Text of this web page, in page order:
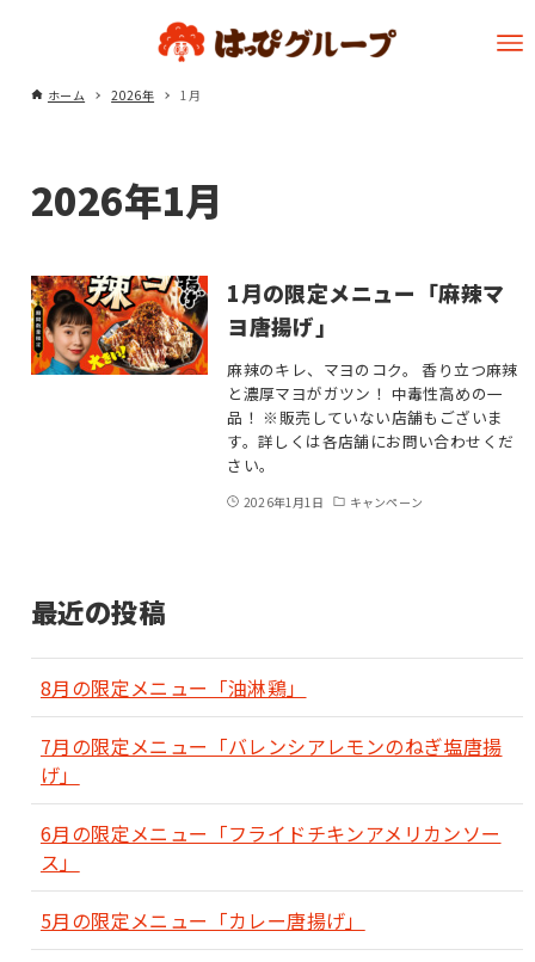
ホーム 2026年 1月
2026年1月
1月の限定メニュー「麻辣マ
ヨ唐揚げ」
麻辣のキレ、マヨのコク。 香り立つ麻辣
と濃厚マヨがガツン！ 中毒性高めの一
品！ ※販売していない店舗もございま
す。詳しくは各店舗にお問い合わせくだ
さい。
2026年1月1日 キャンペーン
最近の投稿
8月の限定メニュー「油淋鶏」
7月の限定メニュー「バレンシアレモンのねぎ塩唐揚
げ」
6月の限定メニュー「フライドチキンアメリカンソー
ス」
5月の限定メニュー「カレー唐揚げ」